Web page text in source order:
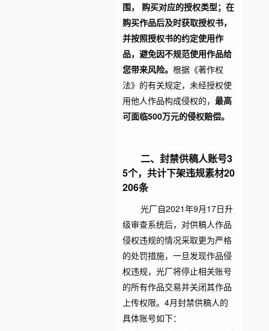
围， 购买对应的授权类型；在
购买作品后及时获取授权书，
并按照授权书的约定使用作
品，避免因不规范使用作品给
您带来风险。 根据《著作权
法》的有关规定，未经授权使
用他人作品构成侵权的， 最高
可面临500万元的侵权赔偿。
二、封禁供稿人账号3
5个，共计下架违规素材20
206条
光厂自2021年9月17日升
级审查系统后，对供稿人作品
侵权违规的情况采取更为严格
的处罚措施，一旦发现作品侵
权违规，光厂将停止相关账号
的所有作品交易并关闭其作品
上传权限。4月封禁供稿人的
具体账号如下：